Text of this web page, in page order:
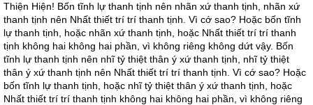
Thiện Hiện! Bốn tĩnh lự thanh tịnh nên nhãn xứ thanh tịnh, nhãn xứ
thanh tịnh nên Nhất thiết trí trí thanh tịnh. Vì cớ sao? Hoặc bốn tĩnh
lự thanh tịnh, hoặc nhãn xứ thanh tịnh, hoặc Nhất thiết trí trí thanh
tịnh không hai không hai phần, vì không riêng không dứt vậy. Bốn
tĩnh lự thanh tịnh nên nhĩ tỷ thiệt thân ý xứ thanh tịnh, nhĩ tỷ thiệt
thân ý xứ thanh tịnh nên Nhất thiết trí trí thanh tịnh. Vì cớ sao? Hoặc
bốn tĩnh lự thanh tịnh, hoặc nhĩ tỷ thiệt thân ý xứ thanh tịnh, hoặc
Nhất thiết trí trí thanh tịnh không hai không hai phần, vì không riêng